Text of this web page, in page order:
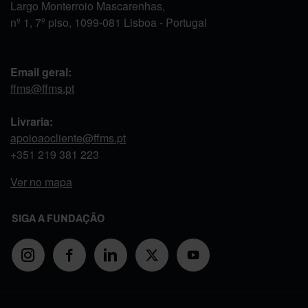
Largo Monterroio Mascarenhas,
nº 1, 7º piso, 1099-081 Lisboa - Portugal
Email geral:
ffms@ffms.pt
Livraria:
apoioaocliente@ffms.pt
+351 219 381 223
Ver no mapa
SIGA A FUNDAÇÃO